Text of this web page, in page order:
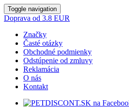
Toggle navigation
Doprava od 3.8 EUR
Značky
Časté otázky
Obchodné podmienky
Odstúpenie od zmluvy
Reklamácia
O nás
Kontakt